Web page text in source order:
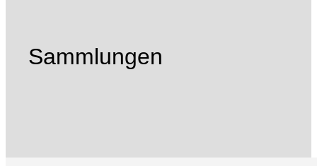
kleine Wechselausstellungen und die
Gelegenheit zu informativen Gesprächen. Im
Sammlungen